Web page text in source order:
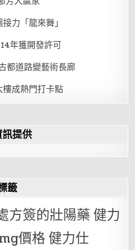
力「龍來舞」
年獲開發許可
都道路變藝術長廊
成熱門打卡點
訊提供
籤
方簽的壯陽藥健力
價格健力仕